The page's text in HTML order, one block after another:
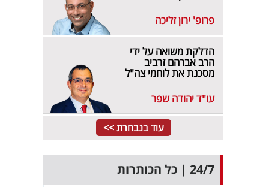
פרופ' ירון זליכה
הדלקת משואה על ידי
הרב אברהם זרביב
מסכנת את לוחמי צה"ל
עו"ד יהודה שפר
עוד בנבחרת >>
24/7 | כל הכותרות